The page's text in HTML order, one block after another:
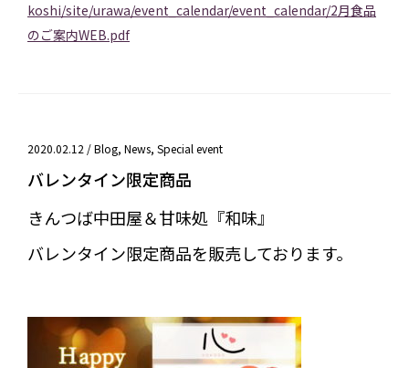
koshi/site/urawa/event_calendar/event_calendar/2月食品
のご案内WEB.pdf
2020.02.12 /Blog, News, Special event
バレンタイン限定商品
きんつば中田屋＆甘味処『和味』
バレンタイン限定商品を販売しております。